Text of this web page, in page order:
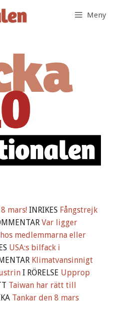
Meny
mars! INRIKES Fångstrejk
Var ligger
medlemmarna eller
USA:s bilfack i
Klimatvansinnigt
I RÖRELSE Upprop
Taiwan har rätt till
Tankar den 8 mars